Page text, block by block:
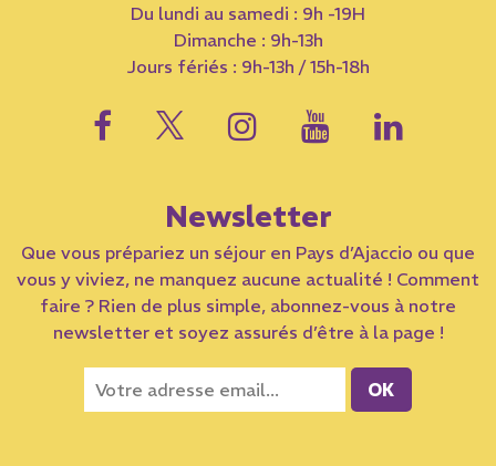
Du lundi au samedi : 9h -19H
Dimanche : 9h-13h
Jours fériés : 9h-13h / 15h-18h
Newsletter
Que vous prépariez un séjour en Pays d’Ajaccio ou que
vous y viviez, ne manquez aucune actualité ! Comment
faire ? Rien de plus simple, abonnez-vous à notre
newsletter et soyez assurés d’être à la page !